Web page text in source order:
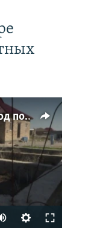
Погром в темноте: в Бишкеке под покровом ночи неизвестные на тракторе снесли три десятка частных домов